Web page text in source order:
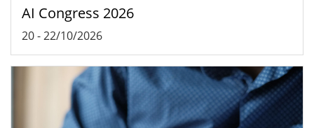
AI Congress 2026
20-22/10/2026